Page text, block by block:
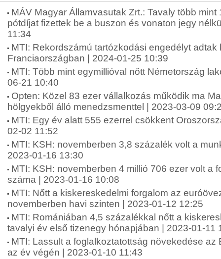
MÁV Magyar Államvasutak Zrt.: Tavaly több mint
pótdíjat fizettek be a buszon és vonaton jegy
11:34
MTI: Rekordszámú tartózkodási engedélyt adtak
Franciaországban | 2024-01-25 10:39
MTI: Több mint egymillióval nőtt Németország
06-21 10:40
Opten: Közel 83 ezer vállalkozás működik ma
hölgyekből álló menedzsmenttel | 2023-03-09
MTI: Egy év alatt 555 ezerrel csökkent
02-02 11:52
MTI: KSH: novemberben 3,8 százalék volt a
2023-01-16 13:30
MTI: KSH: novemberben 4 millió 706 ezer volt a
száma | 2023-01-16 10:08
MTI: Nőtt a kiskereskedelmi forgalom az
novemberben havi szinten | 2023-01-12 12:25
MTI: Romániában 4,5 százalékkal nőtt a
tavalyi év első tizenegy hónapjában | 2023-01-11
MTI: Lassult a foglalkoztatottság növekedése az
az év végén | 2023-01-10 11:43